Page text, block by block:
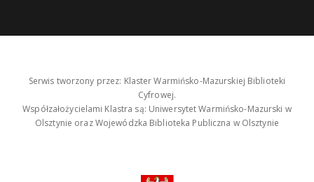
Serwis tworzony przez: Klaster Warmińsko-Mazurskiej Biblioteki
Cyfrowej.
Współzałożycielami Klastra są: Uniwersytet Warmińsko-Mazurski w
Olsztynie oraz Wojewódzka Biblioteka Publiczna w Olsztynie